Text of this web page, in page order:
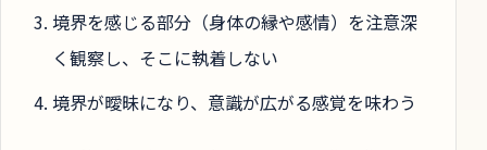
境界を感じる部分（身体の縁や感情）を注意深
く観察し、そこに執着しない
境界が曖昧になり、意識が広がる感覚を味わう